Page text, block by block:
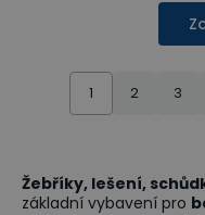
1 2 3
Žebříky, lešení,
základní vybavení pro